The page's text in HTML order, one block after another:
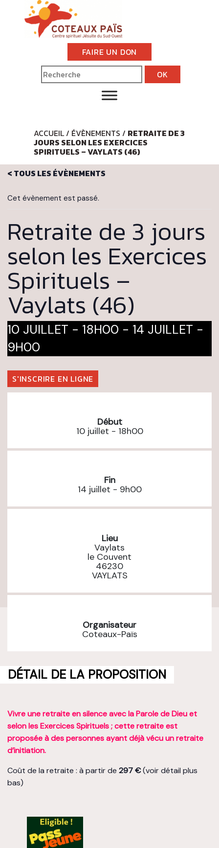
FAIRE UN DON
ACCUEIL/ ÉVÈNEMENTS / RETRAITE DE 3
JOURS SELON LES EXERCICES
SPIRITUELS – VAYLATS (46)
< TOUS LES ÉVÈNEMENTS
Cet évènement est passé.
Retraite de 3 jours
selon les Exercices
Spirituels –
Vaylats (46)
10 JUILLET - 18H00 - 14 JUILLET -
9H00
S'INSCRIRE EN LIGNE
Début
10 juillet - 18h00
Fin
14 juillet - 9h00
Lieu
Vaylats
le Couvent
46230
VAYLATS
Organisateur
Coteaux-Païs
DÉTAIL DE LA PROPOSITION
Vivre une retraite en silence avec la Parole de Dieu et
selon les Exercices Spirituels ; cette retraite est
proposée à des personnes ayant déjà vécu un retraite
d’initiation.
Coût de la retraite : à partir de 297 €(voir détail plus
bas)